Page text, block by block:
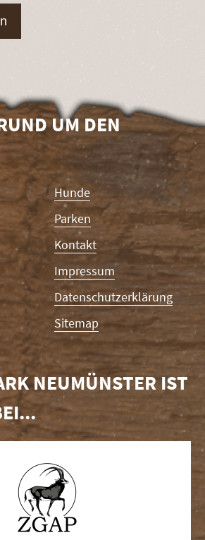
UM DEN
Hunde
Parken
Kontakt
Impressum
Datenschutzerklärung
Sitemap
NEUMÜNSTER IST